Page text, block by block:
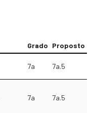
Grado Proposto
7a 7a.5
7a 7a.5